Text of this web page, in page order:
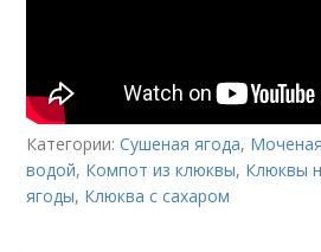
Категории:Сушеная ягода,
водой, Компот из клюквы, Клюквы
ягоды, Клюква с сахаром